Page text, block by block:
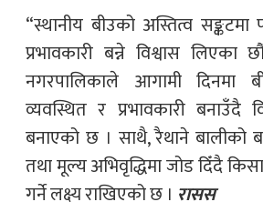
“स्थानीय बीउको अस्तित्व
प्रभावकारी बन्ने विश्वास
नगरपालिकाले आगामी
व्यवस्थित र प्रभावकारी बनाउँदै
बनाएको छ । साथै, रैथाने बालीको
तथा मूल्य अभिवृद्धिमा जोड दिँदै
गर्ने लक्ष्य राखिएको छ । रासस